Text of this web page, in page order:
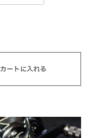
カートに入れる